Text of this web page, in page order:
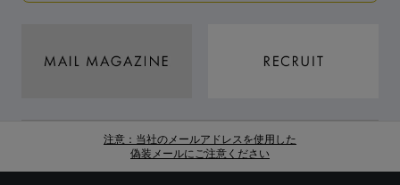
注意：当社のメールアドレスを使用した
偽装メールにご注意ください